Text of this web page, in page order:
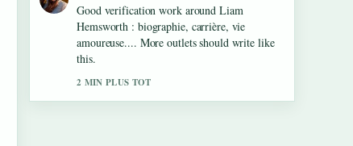
Strong breakdown on Livia Dushkoff :
biographie, âge, mari et.... This is the clearest
summary I have seen today.
4 MIN PLUS TOT